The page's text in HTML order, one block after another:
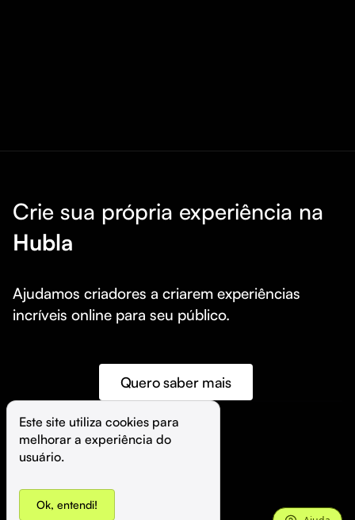
Crie sua própria experiência na
Hubla
Ajudamos criadores a criarem experiências
incríveis online para seu público.
Quero saber mais
©️ Hubla Tecnologia Ltda • 2026
Este site utiliza cookies para
melhorar a experiência do
usuário.
Ok, entendi!